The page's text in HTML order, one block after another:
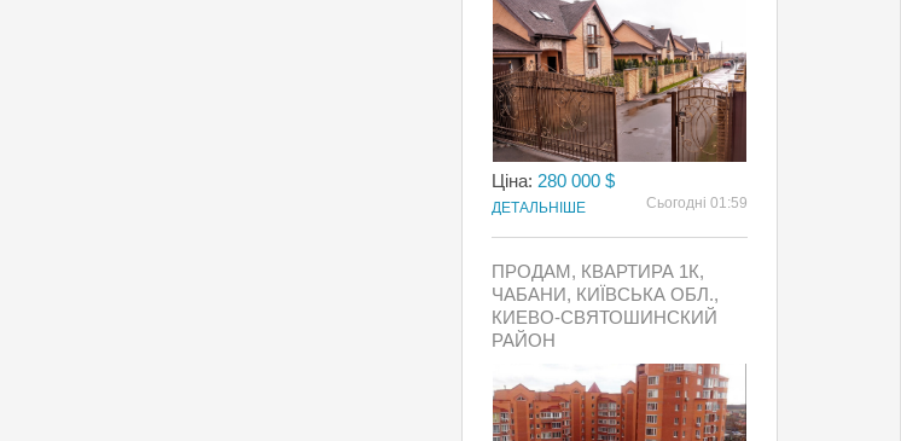
Ціна: 280 000 $
ДЕТАЛЬНІШЕ Сьогодні 01:59
ПРОДАМ, КВАРТИРА 1К,
ЧАБАНИ, КИЇВСЬКА ОБЛ.,
КИЕВО-СВЯТОШИНСКИЙ
РАЙОН